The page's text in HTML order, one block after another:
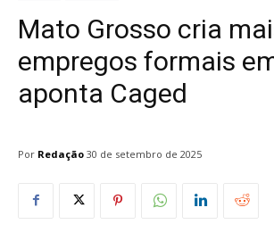
Mato Grosso cria
empregos formais
aponta Caged
Por Redação 30 de setembro de 2025